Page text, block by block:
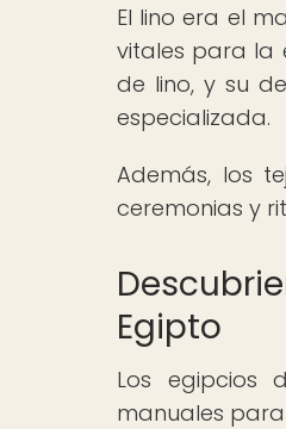
El lino era el
vitales para la
de lino, y su
especializada.
Además, los
ceremonias y
Egipto
Los egipcios
manuales